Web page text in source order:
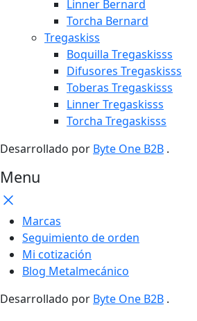
Linner Bernard
Torcha Bernard
Tregaskiss
Boquilla Tregaskisss
Difusores Tregaskisss
Toberas Tregaskisss
Linner Tregaskisss
Torcha Tregaskisss
Desarrollado por Byte One B2B .
Menu
Marcas
Seguimiento de orden
Mi cotización
Blog Metalmecánico
Desarrollado por Byte One B2B .